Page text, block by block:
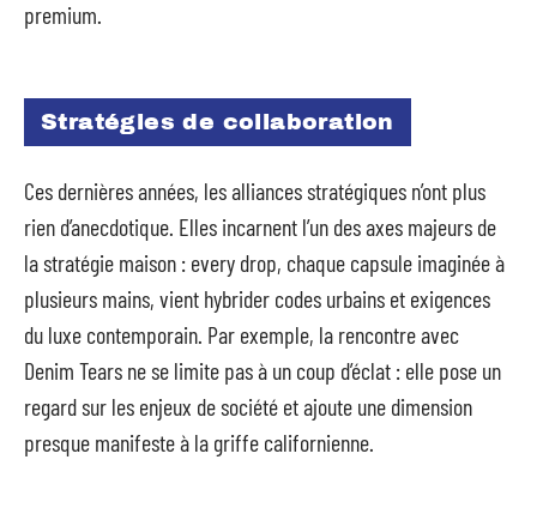
premium.
Stratégies de collaboration
Ces dernières années, les alliances stratégiques n’ont plus
rien d’anecdotique. Elles incarnent l’un des axes majeurs de
la stratégie maison : every drop, chaque capsule imaginée à
plusieurs mains, vient hybrider codes urbains et exigences
du luxe contemporain. Par exemple, la rencontre avec
Denim Tears ne se limite pas à un coup d’éclat : elle pose un
regard sur les enjeux de société et ajoute une dimension
presque manifeste à la griffe californienne.